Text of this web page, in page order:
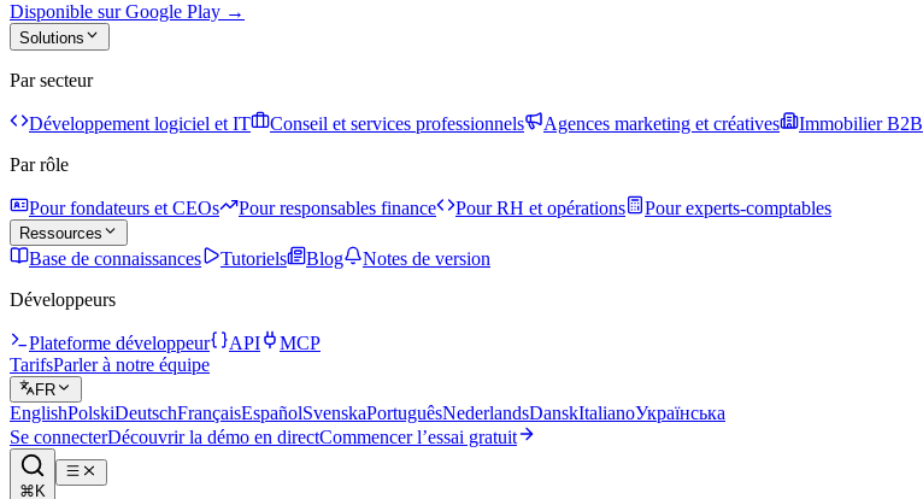
Disponible sur Google Play →
Solutions
Par secteur
Développement logiciel et IT Conseil et services professionnels Agences marketing et créatives Immobilier B2B
Par rôle
Pour fondateurs et CEOs Pour responsables finance Pour RH et opérations Pour experts-comptables
Ressources
Base de connaissances Tutoriels Blog
Notes de version
Développeurs
Plateforme développeur API
MCP
TarifsParler à notre équipe
FR
EnglishPolskiDeutschFrançaisEspañolSvenskaPortuguêsNederlandsDanskItalianoУкраїнська
Se connecterDécouvrir la démo en directCommencer l’essai gratuit
⌘K